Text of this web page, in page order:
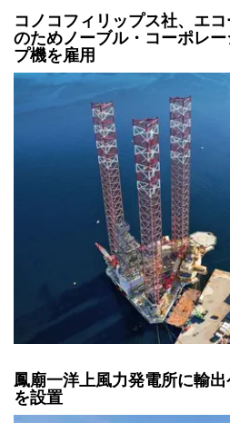
コノコフィリップス社、エ
のためノーブル・コーポレ
プ機を雇用
鳳廟一洋上風力発電所に輸
を設置